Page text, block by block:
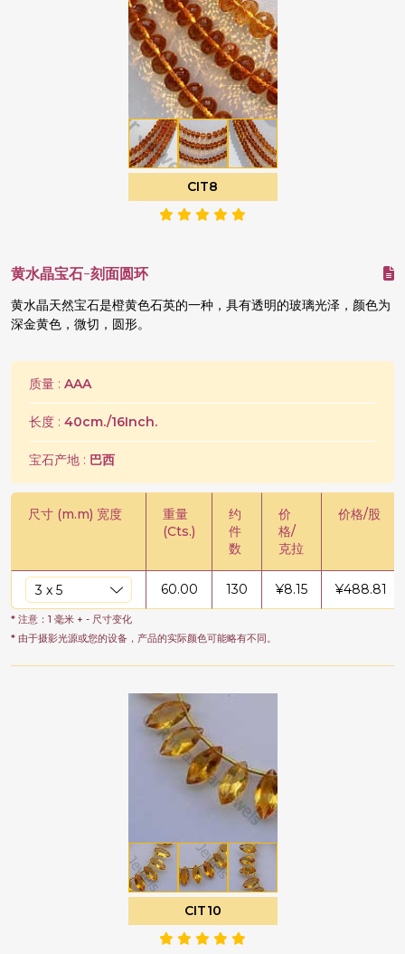
CIT8
黄水晶宝石-刻面圆环
黄水晶天然宝石是橙黄色石英的一种，具有透明的玻璃光泽，颜色为
深金黄色，微切，圆形。
质量 : AAA
长度 : 40cm./16Inch.
宝石产地 : 巴西
尺寸 (m.m) 宽度
重量
(Cts.)
约
件
数
价
格/
克拉
价格/股
60.00 130 ¥8.15 ¥488.81
* 注意：1 毫米 + - 尺寸变化
* 由于摄影光源或您的设备，产品的实际颜色可能略有不同。
CIT10